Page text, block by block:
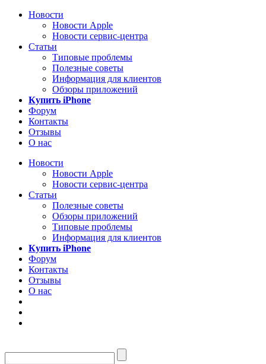
Новости
Новости Apple
Новости сервис-центра
Статьи
Типовые проблемы
Полезные советы
Информация для клиентов
Обзоры приложений
Купить iPhone
Форум
Контакты
Отзывы
О нас
Новости
Новости Apple
Новости сервис-центра
Статьи
Полезные советы
Обзоры приложений
Типовые проблемы
Информация для клиентов
Купить iPhone
Форум
Контакты
Отзывы
О нас